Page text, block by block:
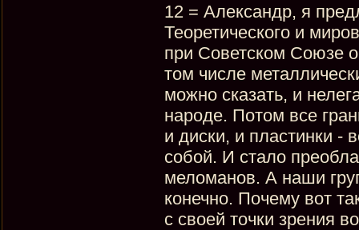
12 = Александр, я
Теоретического и
при Советском Союзе
том числе
можно сказать, и
народе. Потом все
и диски, и пластинки -
собой. И стало
меломанов. А наши
конечно. Почему вот
с своей точки зрения